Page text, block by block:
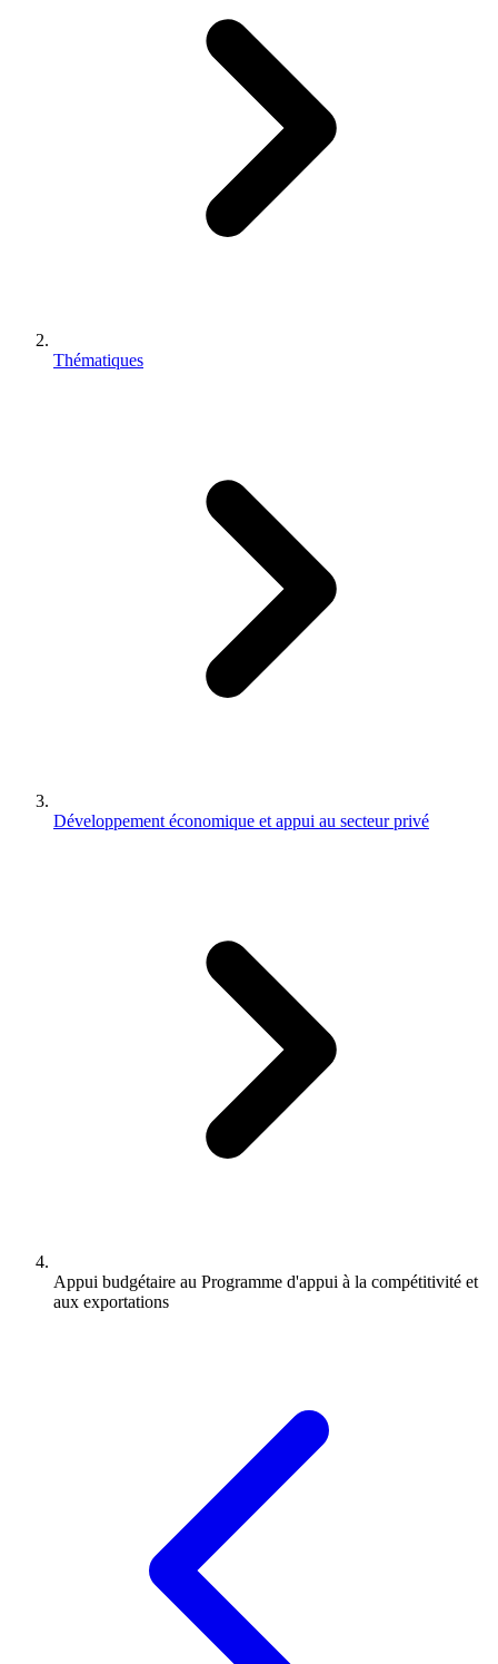
Thématiques
Développement économique et appui au secteur privé
Appui budgétaire au Programme d'appui à la compétitivité et
aux exportations